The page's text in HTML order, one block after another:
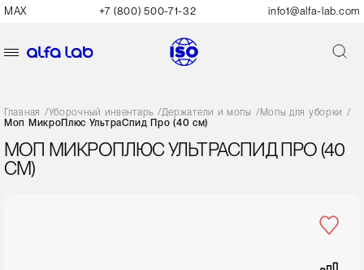
MAX +7 (800) 500-71-32 info1@alfa-lab.com
Главная /Уборочный инвентарь /Держатели и мопы /Мопы для уборки /
Моп МикроПлюс УльтраСпид Про (40 см)
МОП МИКРОПЛЮС УЛЬТРАСПИД ПРО (40
СМ)